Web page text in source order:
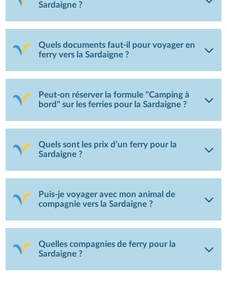
Sardaigne ?
Quels documents faut-il pour voyager en
ferry vers la Sardaigne ?
Peut-on réserver la formule "Camping à
bord" sur les ferries pour la Sardaigne ?
Quels sont les prix d’un ferry pour la
Sardaigne ?
Puis-je voyager avec mon animal de
compagnie vers la Sardaigne ?
Quelles compagnies de ferry pour la
Sardaigne ?